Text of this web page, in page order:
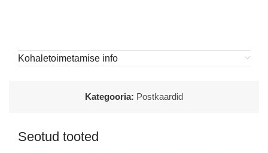
Kohaletoimetamise info
Kategooria: Postkaardid
Seotud tooted